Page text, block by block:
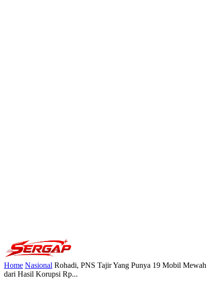
Home Nasional Rohadi, PNS Tajir Yang Punya 19 Mobil Mewah
dari Hasil Korupsi Rp...